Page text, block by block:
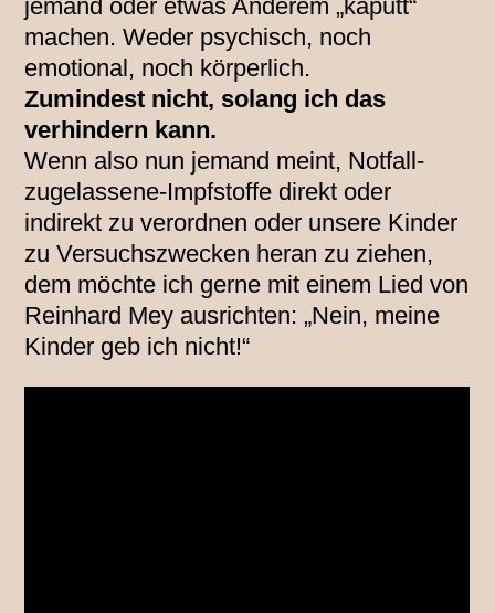
jemand oder etwas Anderem „kaputt“
machen. Weder psychisch, noch
emotional, noch körperlich.
Zumindest nicht, solang ich das
verhindern kann.
Wenn also nun jemand meint, Notfall-
zugelassene-Impfstoffe direkt oder
indirekt zu verordnen oder unsere Kinder
zu Versuchszwecken heran zu ziehen,
dem möchte ich gerne mit einem Lied von
Reinhard Mey ausrichten: „Nein, meine
Kinder geb ich nicht!“